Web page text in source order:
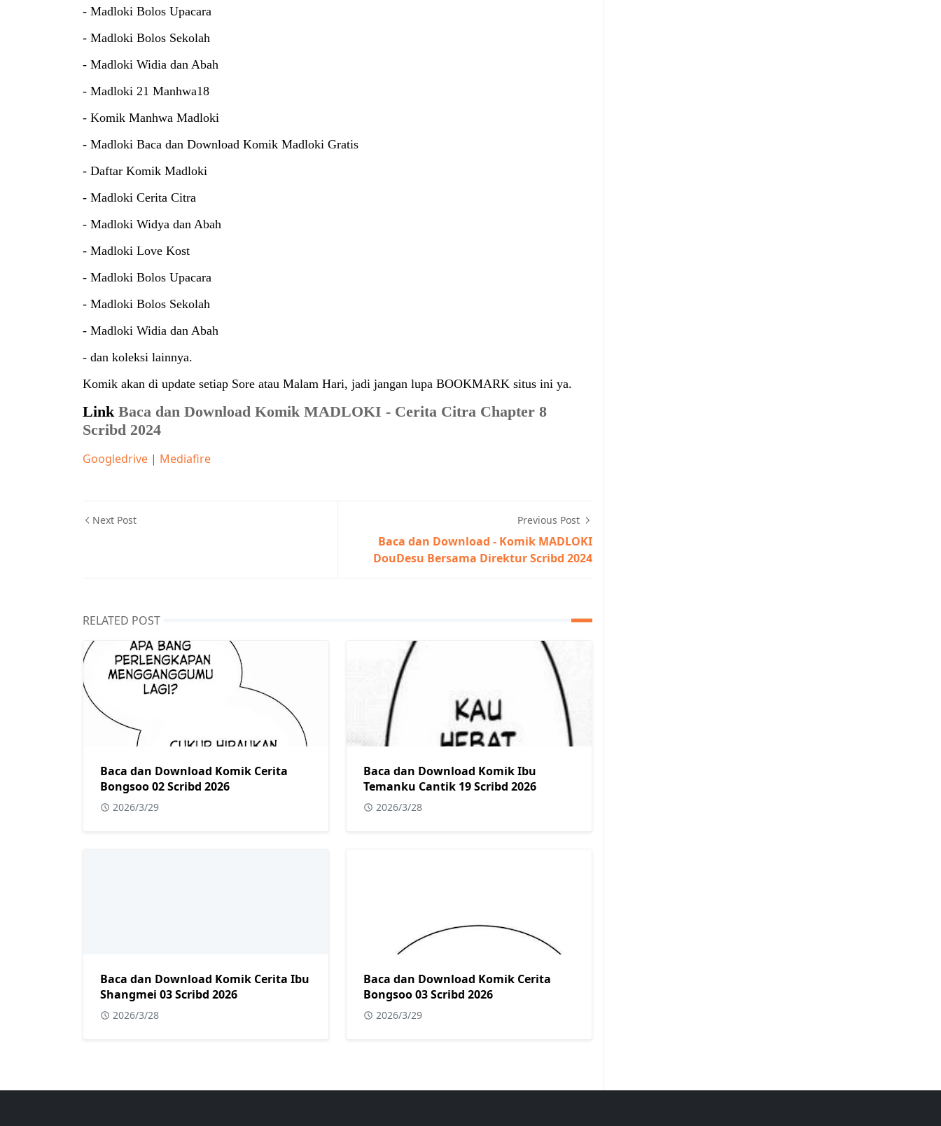
- Madloki Bolos Upacara
- Madloki Bolos Sekolah
- Madloki Widia dan Abah
- Madloki 21 Manhwa18
- Komik Manhwa Madloki
- Madloki Baca dan Download Komik Madloki Gratis
- Daftar Komik Madloki
- Madloki Cerita Citra
- Madloki Widya dan Abah
- Madloki Love Kost
- Madloki Bolos Upacara
- Madloki Bolos Sekolah
- Madloki Widia dan Abah
- dan koleksi lainnya.
Komik akan di update setiap Sore atau Malam Hari, jadi jangan lupa BOOKMARK situs ini ya.
Link Baca dan Download Komik MADLOKI - Cerita Citra Chapter 8
Scribd 2024
Googledrive | Mediafire
Next Post Previous Post
Baca dan Download - Komik MADLOKI
DouDesu Bersama Direktur Scribd 2024
RELATED POST
Baca dan Download Komik Cerita
Bongsoo 02 Scribd 2026
2026/3/29
Baca dan Download Komik Ibu
Temanku Cantik 19 Scribd 2026
2026/3/28
Baca dan Download Komik Cerita Ibu
Shangmei 03 Scribd 2026
2026/3/28
Baca dan Download Komik Cerita
Bongsoo 03 Scribd 2026
2026/3/29